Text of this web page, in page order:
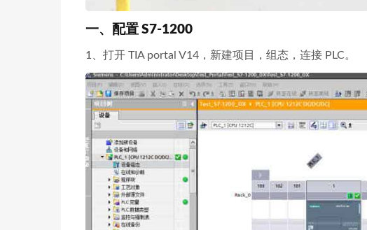
一、配置 S7-1200
1、打开 TIA portal V14，新建项目，组态，连接 PLC。